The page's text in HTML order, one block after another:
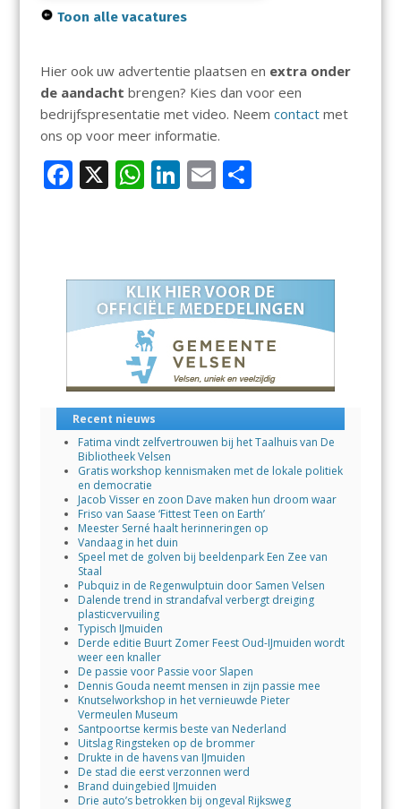
Toon alle vacatures
Hier ook uw advertentie plaatsen en extra onder
de aandacht brengen? Kies dan voor een
bedrijfspresentatie met video. Neem contactmet
ons op voor meer informatie.
F
o
o
X W
A
p
p
Li
dI
n
E D
Recent nieuws
Fatima vindt zelfvertrouwen bij het Taalhuis van De
Bibliotheek Velsen
Gratis workshop kennismaken met de lokale politiek
en democratie
Jacob Visser en zoon Dave maken hun droom waar
Friso van Saase ‘Fittest Teen on Earth’
Meester Serné haalt herinneringen op
Vandaag in het duin
Speel met de golven bij beeldenpark Een Zee van
Staal
Pubquiz in de Regenwulptuin door Samen Velsen
Dalende trend in strandafval verbergt dreiging
plasticvervuiling
Typisch IJmuiden
Derde editie Buurt Zomer Feest Oud-IJmuiden wordt
weer een knaller
De passie voor Passie voor Slapen
Dennis Gouda neemt mensen in zijn passie mee
Knutselworkshop in het vernieuwde Pieter
Vermeulen Museum
Santpoortse kermis beste van Nederland
Uitslag Ringsteken op de brommer
Drukte in de havens van IJmuiden
De stad die eerst verzonnen werd
Brand duingebied IJmuiden
Drie auto’s betrokken bij ongeval Rijksweg